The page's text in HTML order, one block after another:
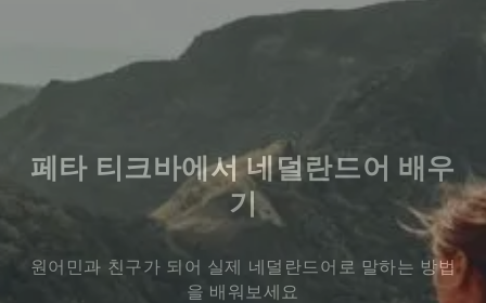
페타 티크바에서 네덜란드어 배우
기
원어민과 친구가 되어 실제 네덜란드어로 말하는 방법
을 배워보세요